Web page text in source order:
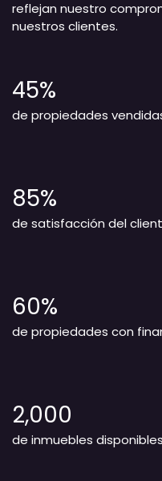
reflejan nuestro
nuestros clientes.
45%
de propiedades
85%
de satisfacción del
60%
de propiedades con
2,000
de inmuebles disponibles